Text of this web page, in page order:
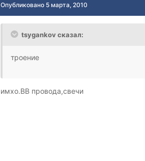
Опубликовано 5 марта, 2010
tsygankov сказал:
троение
имхо.ВВ провода,свечи